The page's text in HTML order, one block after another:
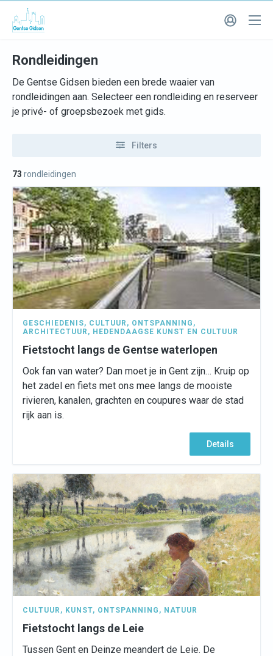
Rondleidingen
De Gentse Gidsen bieden een brede waaier van
rondleidingen aan. Selecteer een rondleiding en reserveer
je privé- of groepsbezoek met gids.
Filters
73 rondleidingen
GESCHIEDENIS, CULTUUR , ONTSPANNING ,
ARCHITECTUUR , HEDENDAAGSE KUNST EN CULTUUR
Fietstocht langs de Gentse waterlopen
Ook fan van water? Dan moet je in Gent zijn… Kruip op
het zadel en fiets met ons mee langs de mooiste
rivieren, kanalen, grachten en coupures waar de stad
rijk aan is.
Details
CULTUUR , KUNST, ONTSPANNING , NATUUR
Fietstocht langs de Leie
Tussen Gent en Deinze meandert de Leie. De